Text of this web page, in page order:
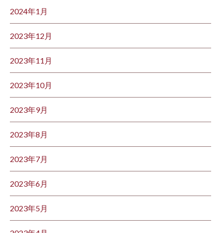
2024年1月
2023年12月
2023年11月
2023年10月
2023年9月
2023年8月
2023年7月
2023年6月
2023年5月